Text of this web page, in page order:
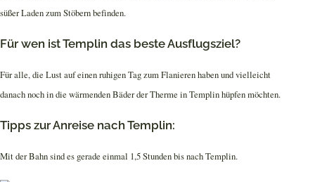
süßer Laden zum Stöbern befinden.
Für wen ist Templin das beste Ausflugsziel?
Für alle, die Lust auf einen ruhigen Tag zum Flanieren haben und vielleicht
danach noch in die wärmenden Bäder der Therme in Templin hüpfen möchten.
Tipps zur Anreise nach Templin:
Mit der Bahn sind es gerade einmal 1,5 Stunden bis nach Templin.